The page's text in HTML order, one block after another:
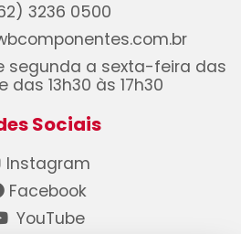
3236 0500
segunda a sexta-feira das
das 13h30 às 17h30
Sociais
Instagram
Facebook
YouTube